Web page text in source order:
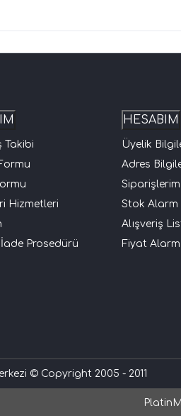
Takibi
Hizmetleri
Prosedürü
HESABIM
Üyelik
Adres
Siparişlerim
Stok Alarm
Alışveriş
Fiyat
© Copyright 2005 - 2011